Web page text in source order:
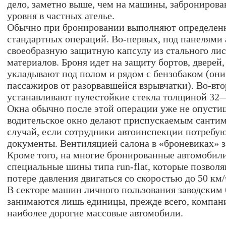
дело, заметно выше, чем на машины,
уровня в частных ателье.
Обычно при бронировании выполняют
стандартных операций. Во-первых, под панелями
своеобразную защитную капсулу из стального
материалов. Броня идет на защиту бортов,
укладывают под полом и рядом с бензобаком
пассажиров от разорвавшейся взрывчатки). Во-
устанавливают пулестойкие стекла толщиной
Окна обычно после этой операции уже не
водительское окно делают приспускаемым
случай, если сотрудники автоинспекции
документы. Вентиляцией салона в «броневиках»
Кроме того, на многие бронированные
специальные шины типа run-flat, которые
потере давления двигаться со скоростью до 50
В секторе машин личного пользования
занимаются лишь единицы, прежде всего,
наиболее дорогие массовые автомобили.